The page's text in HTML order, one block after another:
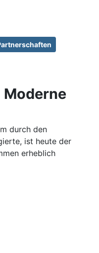
durch den
ist heute der
erheblich